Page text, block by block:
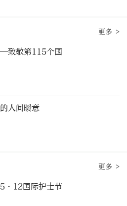
更多 >
致敬第115个国
人间暖意
更多 >
12国际护士节